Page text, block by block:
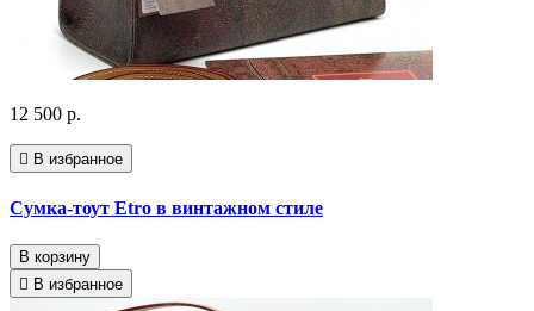
12 500 р.
В избранное
Сумка-тоут Etro в винтажном стиле
В корзину
В избранное